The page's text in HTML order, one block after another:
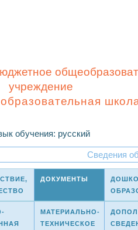
учреждение
обучения: русский
Сведения
ДОКУМЕНТЫ
МАТЕРИАЛЬНО-
ТЕХНИЧЕСКОЕ